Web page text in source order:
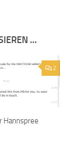
…
2
Hannspree